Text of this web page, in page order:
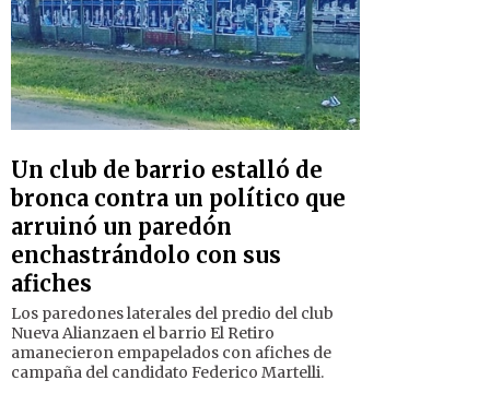
Un club de barrio estalló de
bronca contra un político que
arruinó un paredón
enchastrándolo con sus
afiches
Los paredones laterales del predio del club
Nueva Alianzaen el barrio El Retiro
amanecieron empapelados con afiches de
campaña del candidato Federico Martelli.